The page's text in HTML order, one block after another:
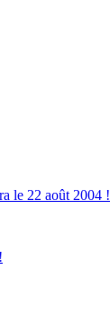
le 22 août 2004 !